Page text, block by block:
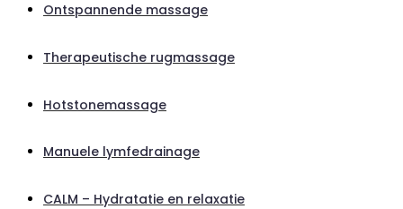
Ontspannende massage
Therapeutische rugmassage
Hotstonemassage
Manuele lymfedrainage
CALM – Hydratatie en relaxatie